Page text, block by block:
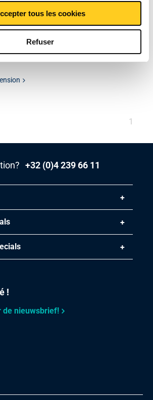
tous les cookies
Refuser
Vous
1
+32 (0)4 239 66 11
!
de nieuwsbrief!